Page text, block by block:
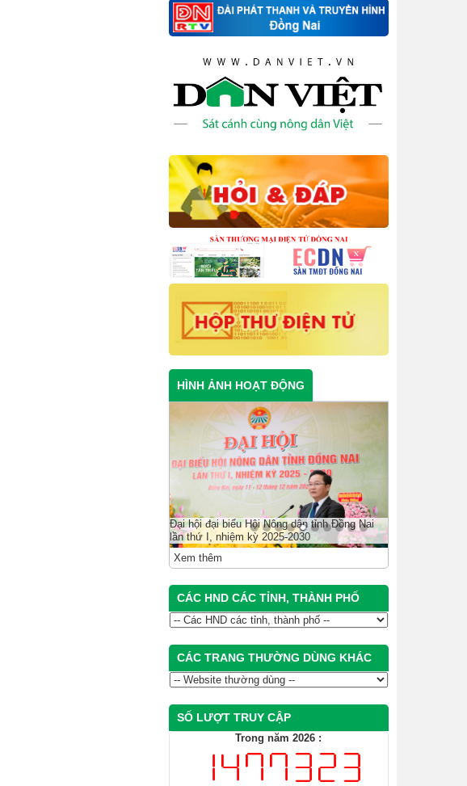
HÌNH ẢNH HOẠT ĐỘNG
Đại hội đại biểu Hội Nông dân tỉnh Đồng Nai
lần thứ I, nhiệm kỳ 2025-2030
Xem thêm
CÁC HND CÁC TỈNH, THÀNH PHỐ
CÁC TRANG THƯỜNG DÙNG KHÁC
SỐ LƯỢT TRUY CẬP
Trong năm 2026 :